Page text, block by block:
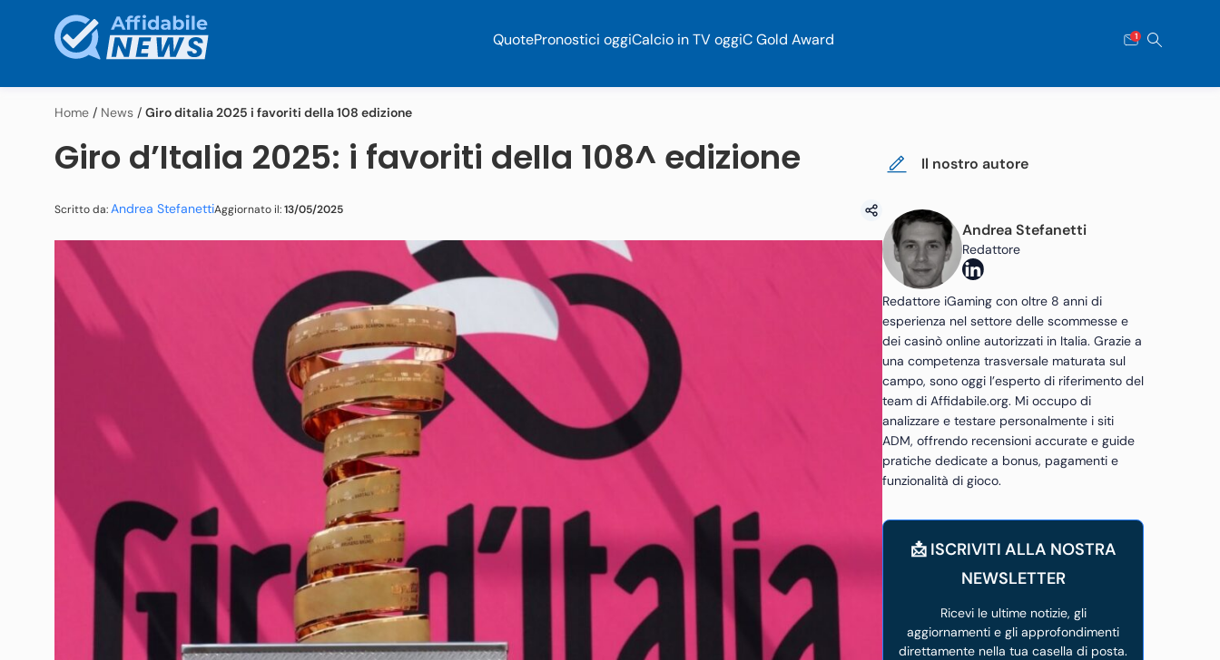
QuotePronostici oggiCalcio in TV oggiC Gold Award 1
Home / News / Giro ditalia 2025 i favoriti della 108 edizione
Giro d’Italia 2025: i favoriti della 108^ edizione
Scritto da:Andrea StefanettiAggiornato il:13/05/2025
Il nostro autore
Andrea Stefanetti
Redattore
Redattore iGaming con oltre 8 anni di
esperienza nel settore delle scommesse e
dei casinò online autorizzati in Italia. Grazie a
una competenza trasversale maturata sul
campo, sono oggi l’esperto di riferimento del
team di Affidabile.org. Mi occupo di
analizzare e testare personalmente i siti
ADM, offrendo recensioni accurate e guide
pratiche dedicate a bonus, pagamenti e
funzionalità di gioco.
📩 ISCRIVITI ALLA NOSTRA
NEWSLETTER
Ricevi le ultime notizie, gli
aggiornamenti e gli approfondimenti
direttamente nella tua casella di posta.